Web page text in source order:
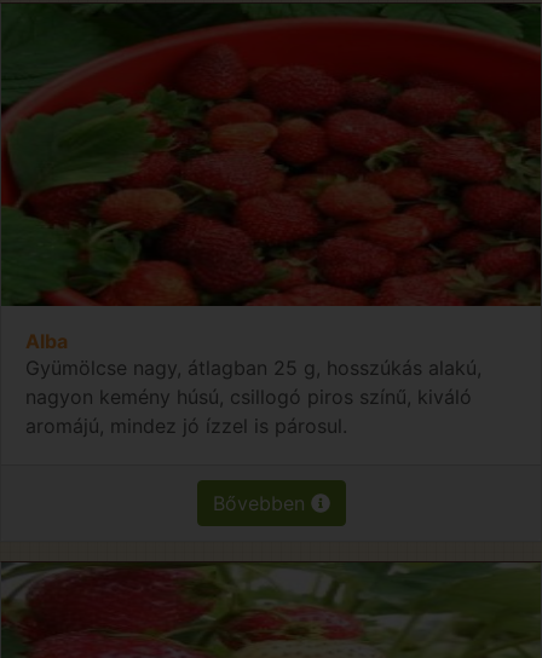
Alba
Gyümölcse nagy, átlagban 25 g, hosszúkás alakú,
nagyon kemény húsú, csillogó piros színű, kiváló
aromájú, mindez jó ízzel is párosul.
Bővebben